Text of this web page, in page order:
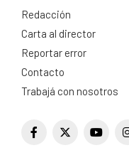
Redacción
Carta al director
Reportar error
Contacto
Trabajá con nosotros